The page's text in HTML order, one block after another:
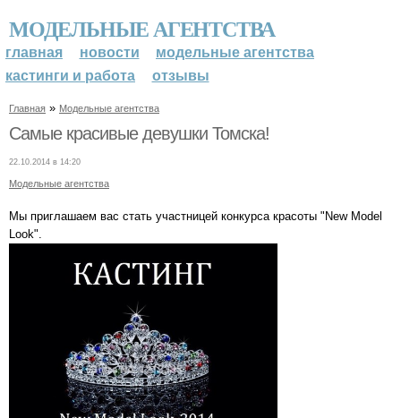
МОДЕЛЬНЫЕ АГЕНТСТВА
главная новости
модельные агентства
кастинги и работа
отзывы
Главная » Модельные агентства
Самые красивые девушки Томска!
22.10.2014 в 14:20
Модельные агентства
Мы приглашаем вас стать участницей конкурса красоты "New Model
Look".